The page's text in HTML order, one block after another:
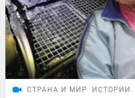
СТРАНА И МИР ИСТОРИИ